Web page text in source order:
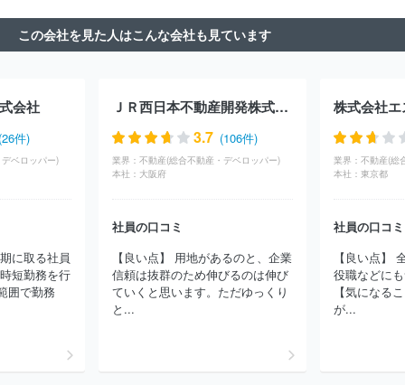
ンタープライズ
株式会社成建
株式会社東急モールズデベロップ
メント
山万株式会社 一建設株式会社
株式会社イディアライズ
コーポレーション
国際興業管理株式会社
株式会社スマートコミ
クス
株式会社坂入産業 株式会社アルテカ
株式会社シノケンプ
ロデュース
株式会社アンビシャス ＤＯＴＯＷＮ株式会社
株式
プロパティエージェント株式会社 株式会社ＯＰＡ
小田急不
三菱地所株式会社
住友不動
ルミネ
株式会社東京日商エステム トーセイ株式会社
株式会社
青山メインランド
株式会社スペースライブラリ
オークラヤ住宅
株式会社
株式会社コスモスイニシア
シービーアールイー株式会
会社サンウッド
株式会社グランドジ
この会社を見た人はこんな会社も見ています
会社
件)
ベロッパー)
に取る社員
短勤務を行
囲で勤務
ＪＲ西日本不動産開発株式会社
3.7 (106件)
業界： 不動産(総合不動産・デベロッパー)
本社： 大阪府
社員の口コミ
【良い点】 用地があるのと、企業
信頼は抜群のため伸びるのは伸び
ていくと思います。ただゆっくり
と...
株式会社
業界： 不動産(総
本社： 東京都
社員の口コミ
【良い点】
役職などに
【気になる
が...